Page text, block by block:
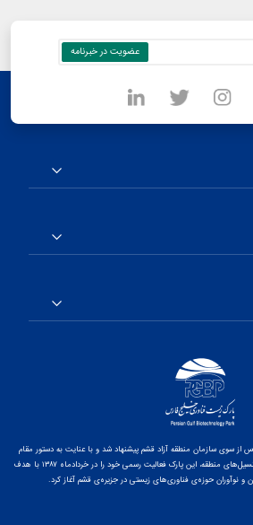
سوی سازمان منطقه آزاد قشم پیشنهاد شد و با عنایت به دستور مقام
معظم رهبری و پس از ارائه‌ی گزارشی از پتانسیل‌های منطقه، این پارک فعالیت رسمی خود را در خردادماه ۱۳۸۷ با هدف
و نوآوران حوزه‌ی فناوری‌های زیستی در جزیره‌ی قشم آغاز کرد.